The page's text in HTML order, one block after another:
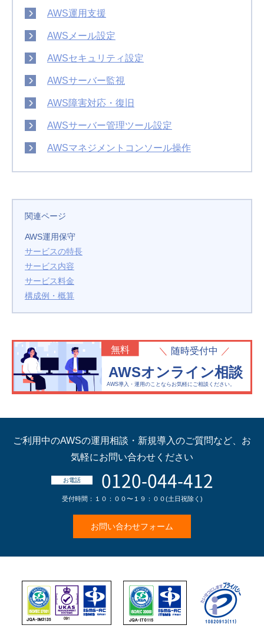
AWS運用支援
AWSメール設定
AWSセキュリティ設定
AWSサーバー監視
AWS障害対応・復旧
AWSサーバー管理ツール設定
AWSマネジメントコンソール操作
関連ページ
AWS運用保守
サービスの特長
サービス内容
サービス料金
構成例・概算
AWSオンライン相談
無料 随時受付中
AWS導入・運用のことならお気軽にご相談ください。
ご利用中のAWSの運用相談・新規導入のご質問など、 お
気軽にお問い合わせください
お電話 0120-044-412
お問い合わせフォーム
受付時間：１０：００〜１９：００(土日祝除く)